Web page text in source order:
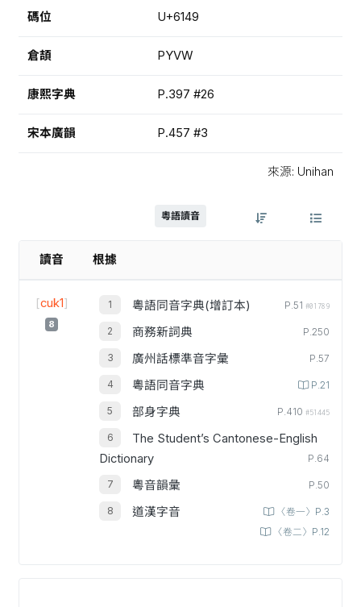
碼位 U+6149
倉頡 PYVW
康熙字典 P.397 #26
宋本廣韻 P.457 #3
來源: Unihan
粵語讀音
讀音 根據
[cuk1]
8
粵語同音字典(增訂本) P.51 #01789
商務新詞典 P.250
廣州話標準音字彙 P.57
粵語同音字典 P.21
部身字典 P.410 #51445
The Student’s Cantonese-English
Dictionary
P.64
粵音韻彙 P.50
道漢字音
〈卷一〉P.3
〈卷二〉P.12